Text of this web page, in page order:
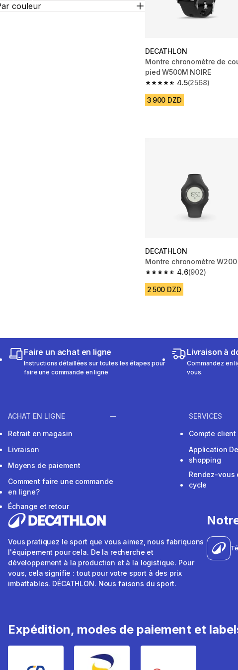
couleur
DECATHLON
Montre chronomètre de
pied W500M NOIRE
4.5
4.5 out of 5 stars from
(2568)
3 900 DZD
DECATHLON
Montre chronomètre W200
4.6
4.6 out of 5 stars from 902
(902)
2 500 DZD
Faire un achat en ligne
Instructions détaillées sur toutes les étapes pour
faire une commande en ligne
Livraison à
Commandez en
vous.
ACHAT EN LIGNE
Retrait en magasin
Livraison
Moyens de paiement
Comment faire une commande
en ligne?
Échange et retour
SERVICES
Compte client
Application
shopping
Rendez-vous
cycle
Vous pratiquez le sport que vous aimez, nous fabriquons
l'équipement pour cela. De la recherche et
développement à la production et à la logistique. Pour
vous, cela signifie : tout pour votre sport à des prix
imbattables. DÉCATHLON. Nous faisons du sport.
Expédition, modes de paiement et